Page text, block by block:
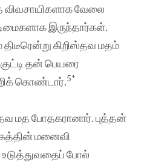
விவசாயிகளாக வேலை
இருந்தார்கள்.
திடீரென்று கிறிஸ்தவ மதம்
தன் பெயரை
கொண்டார்.5*
மத போதகரானார். புத்தன்
மனைவி
போல்